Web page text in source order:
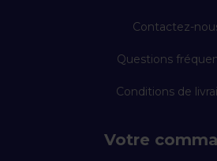
Contactez-
Questions
Conditions de
Votre